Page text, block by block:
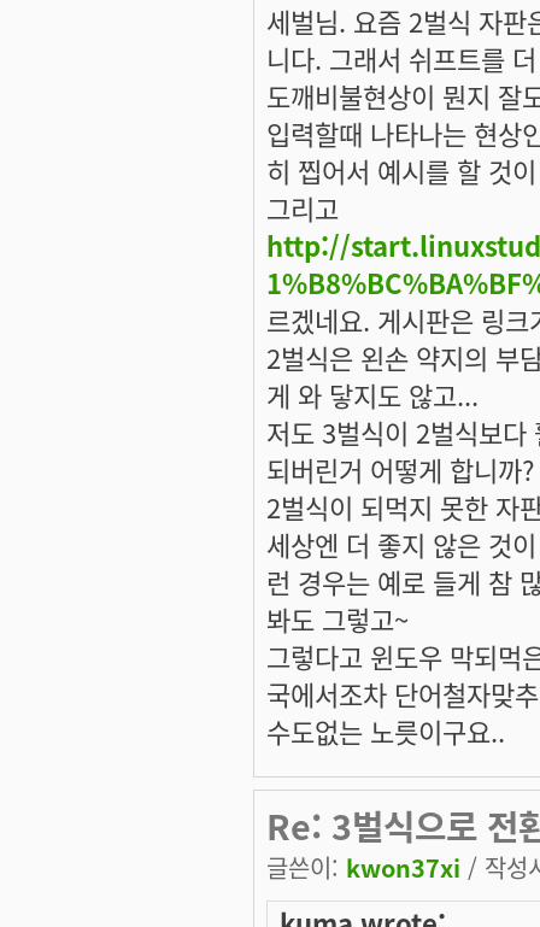
세벌님. 요즘 2벌식 자판
니다. 그래서 쉬프트를
도깨비불현상이 뭔지 잘
입력할때 나타나는 현상
히 찝어서 예시를 할 것
그리고
http://
르겠네요. 게시판은 링크
2벌식은 왼손 약지의 부
게 와 닿지도 않고...
저도 3벌식이 2벌식보다
되버린거 어떻게 합니까?
2벌식이 되먹지 못한 자
세상엔 더 좋지 않은 것
런 경우는 예로 들게 참
봐도 그렇고~
그렇다고 윈도우 막되먹
국에서조차 단어철자맞
수도없는 노릇이구요..
Re: 3벌식으로 전
글쓴이: kwon37xi / 작성